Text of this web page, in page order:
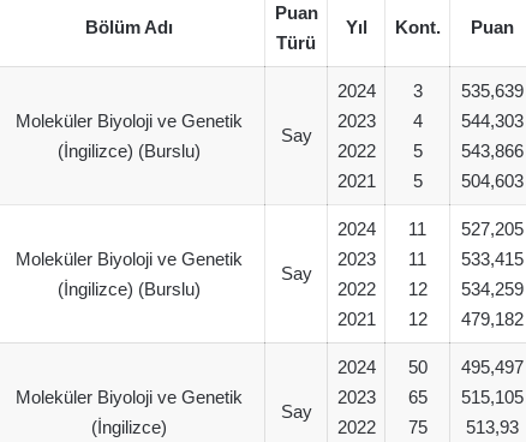
Bölüm Adı
Puan
Türü
Yıl Kont. Puan
Moleküler Biyoloji ve Genetik
(İngilizce) (Burslu)
Say
2024
2023
2022
2021
3
4
5
5
535,639
544,303
543,866
504,603
Moleküler Biyoloji ve Genetik
(İngilizce) (Burslu)
Say
2024
2023
2022
2021
11
11
12
12
527,205
533,415
534,259
479,182
Moleküler Biyoloji ve Genetik
(İngilizce)
Say
2024
2023
2022
50
65
75
495,497
515,105
513,93